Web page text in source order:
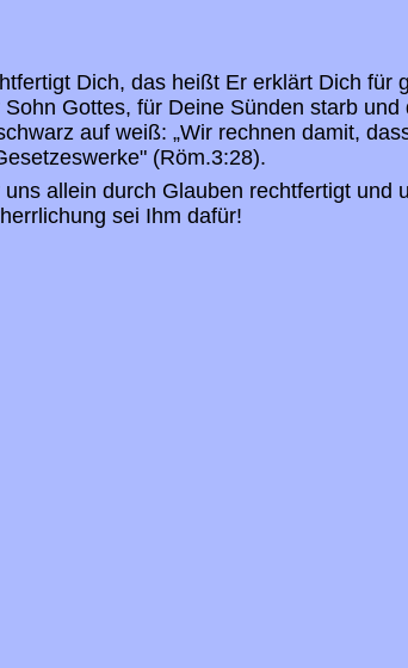
Dich, das heißt Er erklärt Dich für
Gottes, für Deine Sünden starb und
auf weiß: „Wir rechnen damit,
(Röm.3:28).
allein durch Glauben rechtfertigt und
sei Ihm dafür!